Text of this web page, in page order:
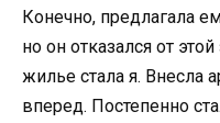
Конечно, предлагала
но он отказался от
жилье стала я. Внесла
вперед. Постепенно